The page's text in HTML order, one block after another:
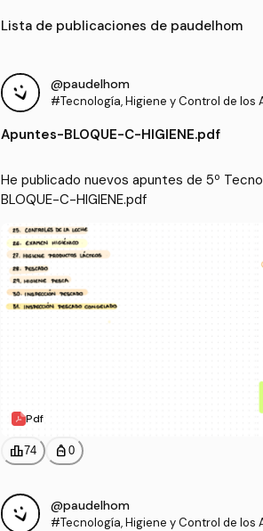
Lista de publicaciones de paudelhom
@paudelhom
#Tecnología, Higiene y Control de los
Apuntes-BLOQUE-C-HIGIENE.pdf
He publicado nuevos apuntes de 5º
BLOQUE-C-HIGIENE.pdf
Pdf
leaderboard74 personal_bag 0
@paudelhom
#Tecnología, Higiene y Control de los